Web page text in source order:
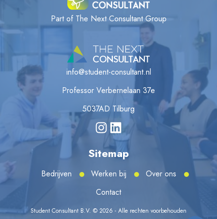
Part of The Next Consultant Group
info@student-consultant.nl
Professor Verbernelaan 37e
5037AD Tilburg
Sitemap
Bedrijven Werken bij
Over ons
Contact
Student Consultant B.V. © 2026 - Alle rechten voorbehouden